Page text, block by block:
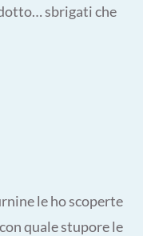
sbrigati che
le ho scoperte
quale stupore le